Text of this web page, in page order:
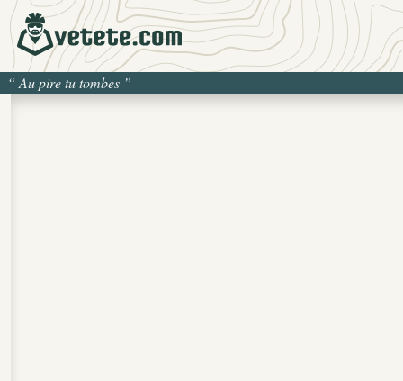
“ Au pire tu tombes ”